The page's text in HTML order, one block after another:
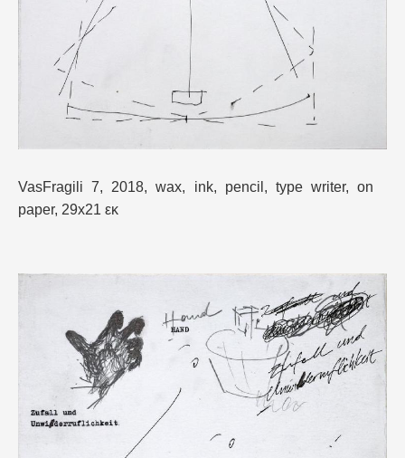
VasFragili 7, 2018, wax, ink, pencil, type writer, on
paper, 29x21 εκ